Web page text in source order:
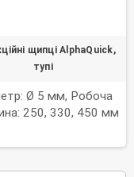
щипці AlphaQuick,
тупі
Ø 5 мм, Робоча
250, 330, 450 мм